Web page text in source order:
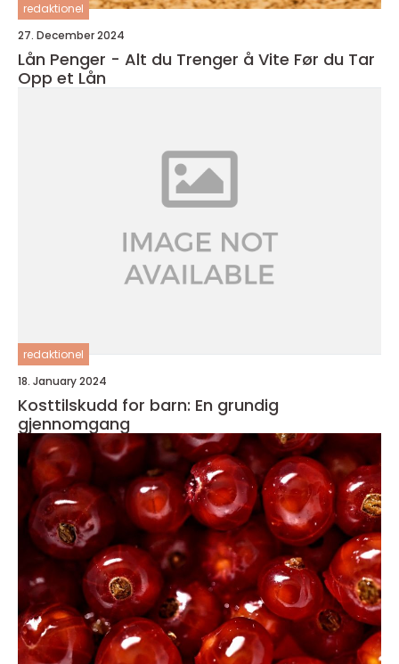
redaktionel
27. December 2024
Lån Penger - Alt du Trenger å Vite Før du Tar
Opp et Lån
redaktionel
18. January 2024
Kosttilskudd for barn: En grundig
gjennomgang